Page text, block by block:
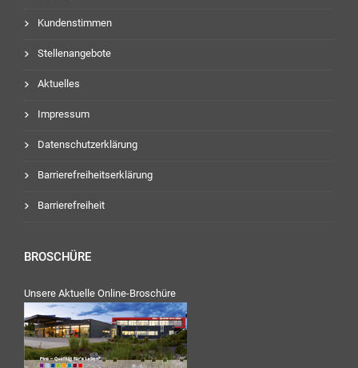
Kundenstimmen
Stellenangebote
Aktuelles
Impressum
Datenschutzerklärung
Barrierefreiheitserklärung
Barrierefreiheit
BROSCHÜRE
Unsere Aktuelle Online-Broschüre